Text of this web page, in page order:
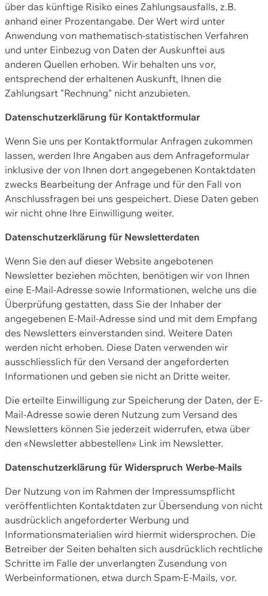
über das künftige Risiko eines Zahlungsausfalls, z.B.
anhand einer Prozentangabe. Der Wert wird unter
Anwendung von mathematisch-statistischen Verfahren
und unter Einbezug von Daten der Auskunftei aus
anderen Quellen erhoben. Wir behalten uns vor,
entsprechend der erhaltenen Auskunft, Ihnen die
Zahlungsart "Rechnung" nicht anzubieten.
Datenschutzerklärung für Kontaktformular
Wenn Sie uns per Kontaktformular Anfragen zukommen
lassen, werden Ihre Angaben aus dem Anfrageformular
inklusive der von Ihnen dort angegebenen Kontaktdaten
zwecks Bearbeitung der Anfrage und für den Fall von
Anschlussfragen bei uns gespeichert. Diese Daten geben
wir nicht ohne Ihre Einwilligung weiter.
Datenschutzerklärung für Newsletterdaten
Wenn Sie den auf dieser Website angebotenen
Newsletter beziehen möchten, benötigen wir von Ihnen
eine E-Mail-Adresse sowie Informationen, welche uns die
Überprüfung gestatten, dass Sie der Inhaber der
angegebenen E-Mail-Adresse sind und mit dem Empfang
des Newsletters einverstanden sind. Weitere Daten
werden nicht erhoben. Diese Daten verwenden wir
ausschliesslich für den Versand der angeforderten
Informationen und geben sie nicht an Dritte weiter.
Die erteilte Einwilligung zur Speicherung der Daten, der E-
Mail-Adresse sowie deren Nutzung zum Versand des
Newsletters können Sie jederzeit widerrufen, etwa über
den «Newsletter abbestellen» Link im Newsletter.
Datenschutzerklärung für Widerspruch Werbe-Mails
Der Nutzung von im Rahmen der Impressumspflicht
veröffentlichten Kontaktdaten zur Übersendung von nicht
ausdrücklich angeforderter Werbung und
Informationsmaterialien wird hiermit widersprochen. Die
Betreiber der Seiten behalten sich ausdrücklich rechtliche
Schritte im Falle der unverlangten Zusendung von
Werbeinformationen, etwa durch Spam-E-Mails, vor.